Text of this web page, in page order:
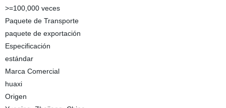
>=100,000 veces
Paquete de Transporte
paquete de exportación
Especificación
estándar
Marca Comercial
huaxi
Origen